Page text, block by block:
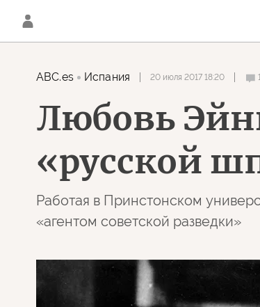
ABC.es Испания 20 июля 2017 18:20
Любовь
«русской
Работая в Принстонском
«агентом советской разведки»